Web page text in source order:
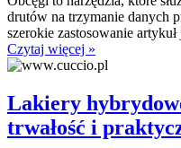
drutów na trzymanie danych
szerokie zastosowanie
Czytaj więcej »
Lakiery
trwałość i